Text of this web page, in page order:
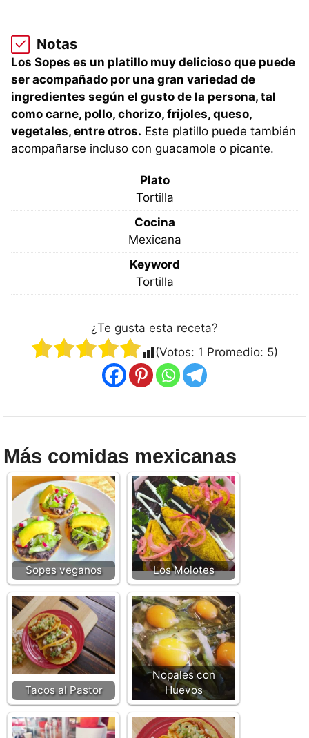
Notas
Los Sopes es un platillo muy delicioso que puede
ser acompañado por una gran variedad de
ingredientes según el gusto de la persona, tal
como carne, pollo, chorizo, frijoles, queso,
vegetales, entre otros. Este platillo puede también
acompañarse incluso con guacamole o picante.
Plato
Tortilla
Cocina
Mexicana
Keyword
Tortilla
¿Te gusta esta receta?
(Votos: 1 Promedio: 5)
Más comidas mexicanas
Sopes veganos Los Molotes
Tacos al Pastor
Nopales con
Huevos